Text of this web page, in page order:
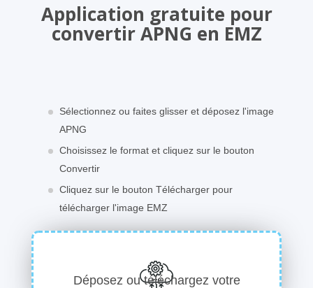
Application gratuite pour
convertir APNG en EMZ
Sélectionnez ou faites glisser et déposez l'image
APNG
Choisissez le format et cliquez sur le bouton
Convertir
Cliquez sur le bouton Télécharger pour
télécharger l'image EMZ
Déposez ou téléchargez votre